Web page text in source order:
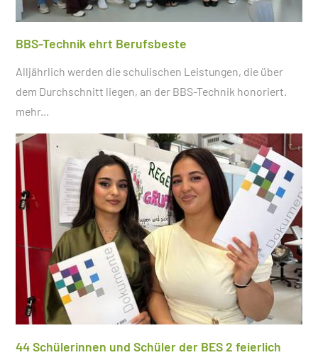
BBS-Technik ehrt Berufsbeste
Alljährlich werden die schulischen Leistungen, die über
dem Durchschnitt liegen, an der BBS-Technik honoriert.
mehr...
44 Schülerinnen und Schüler der BES 2 feierlich